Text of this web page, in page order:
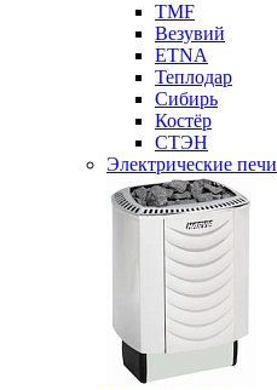
ТМF
Везувий
ETNA
Теплодар
Сибирь
Костёр
СТЭН
Электрические печи